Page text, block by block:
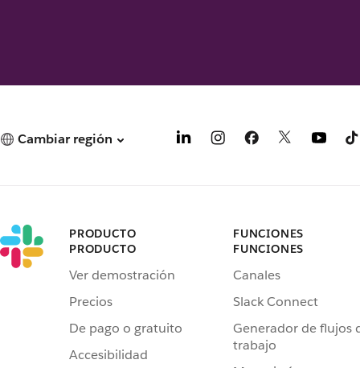
Cambiar región
PRODUCTO
PRODUCTO
Ver demostración
Precios
De pago o gratuito
Accesibilidad
FUNCIONES
FUNCIONES
Canales
Slack Connect
Generador de flujos
trabajo